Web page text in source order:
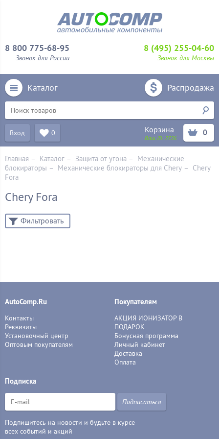
8 800 775-68-95
Звонок для России
8 (495) 255-04-60
Звонок для Москвы
Каталог Распродажа
Вход 0 Корзина
Ваш ID: 2726
0
Главная – Каталог – Защита от угона – Механические
блoкираторы – Механические блокираторы для Chery – Chery
Fora
Chery Fora
Фильтровать
AutoComp.Ru
Контакты
Реквизиты
Установочный центр
Оптовым покупателям
Покупателям
АКЦИЯ ИОНИЗАТОР В
ПОДАРОК
Бонусная программа
Личный кабинет
Доставка
Оплата
Подписка
Подписаться
Подпишитесь на новости и будьте в курсе
всех событий и акций